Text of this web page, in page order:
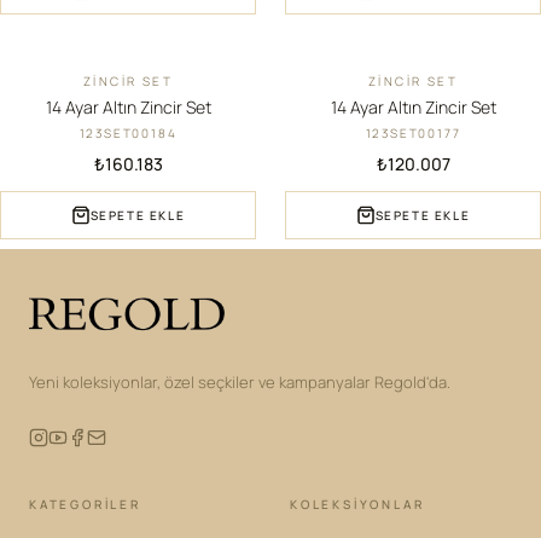
ZINCIR SET
14 Ayar Altın Zincir Set
123SET00184
₺160.183
SEPETE EKLE
ZINCIR SET
14 Ayar Altın Zincir Set
123SET00177
₺120.007
SEPETE EKLE
Yeni koleksiyonlar, özel seçkiler ve kampanyalar Regold'da.
KATEGORILER KOLEKSIYONLAR